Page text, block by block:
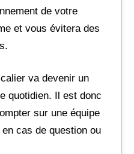
de votre
et vous évitera des
va devenir un
quotidien. Il est donc
sur une équipe
cas de question ou